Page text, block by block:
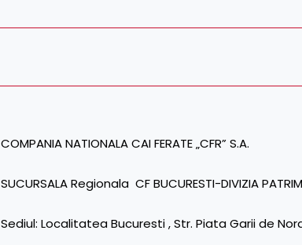
COMPANIA NATIONALA CAI FERATE „CFR” S.A.
SUCURSALA Regionala CF BUCURESTI-DIVIZIA
Sediul: Localitatea Bucuresti , Str. Piata Garii de